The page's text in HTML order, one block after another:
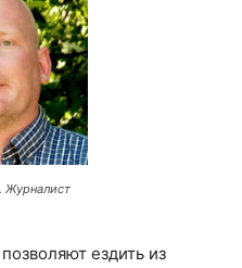
Журналист
ездить из